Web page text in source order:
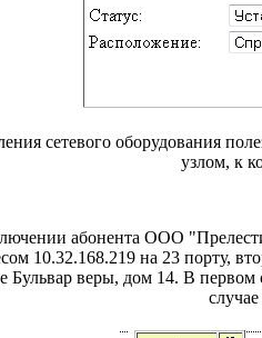
сетевого оборудования
узлом, к
абонента ООО
10.32.168.219 на 23 порту,
Бульвар веры, дом 14. В